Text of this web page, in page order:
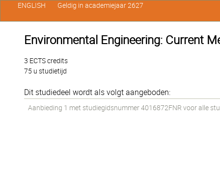
Environmental Engineering: Current
3 ECTS credits
75 u studietijd
Dit studiedeel wordt als volgt aangeboden:
Aanbieding 1 met studiegidsnummer 4016872FNR voor alle
ENGLISH Geldig in academiejaar 2627